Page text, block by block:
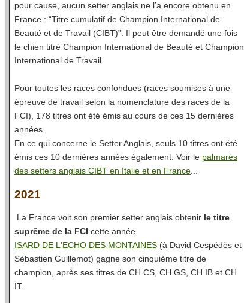
pour cause, aucun setter anglais ne l’a encore obtenu en
France : “Titre cumulatif de Champion International de
Beauté et de Travail (CIBT)”. Il peut être demandé une fois
le chien titré Champion International de Beauté et Champion
International de Travail.
Pour toutes les races confondues (races soumises à une
épreuve de travail selon la nomenclature des races de la
FCI), 178 titres ont été émis au cours de ces 15 dernières
années.
En ce qui concerne le Setter Anglais, seuls 10 titres ont été
émis ces 10 dernières années également. Voir le palmarès
des setters anglais CIBT en Italie et en France...
2021
La France voit son premier setter anglais obtenir le titre
suprême de la FCI cette année.
ISARD DE L'ECHO DES MONTAINES (à David Cespédès et
Sébastien Guillemot) gagne son cinquième titre de
champion, après ses titres de CH CS, CH GS, CH IB et CH
IT.